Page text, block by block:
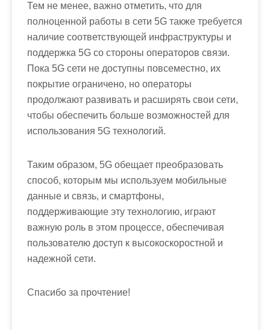
Тем не менее, важно отметить, что для
полноценной работы в сети 5G также требуется
наличие соответствующей инфраструктуры и
поддержка 5G со стороны операторов связи.
Пока 5G сети не доступны повсеместно, их
покрытие ограничено, но операторы
продолжают развивать и расширять свои сети,
чтобы обеспечить больше возможностей для
использования 5G технологий.
Таким образом, 5G обещает преобразовать
способ, которым мы используем мобильные
данные и связь, и смартфоны,
поддерживающие эту технологию, играют
важную роль в этом процессе, обеспечивая
пользователю доступ к высокоскоростной и
надежной сети.
Спасибо за прочтение!